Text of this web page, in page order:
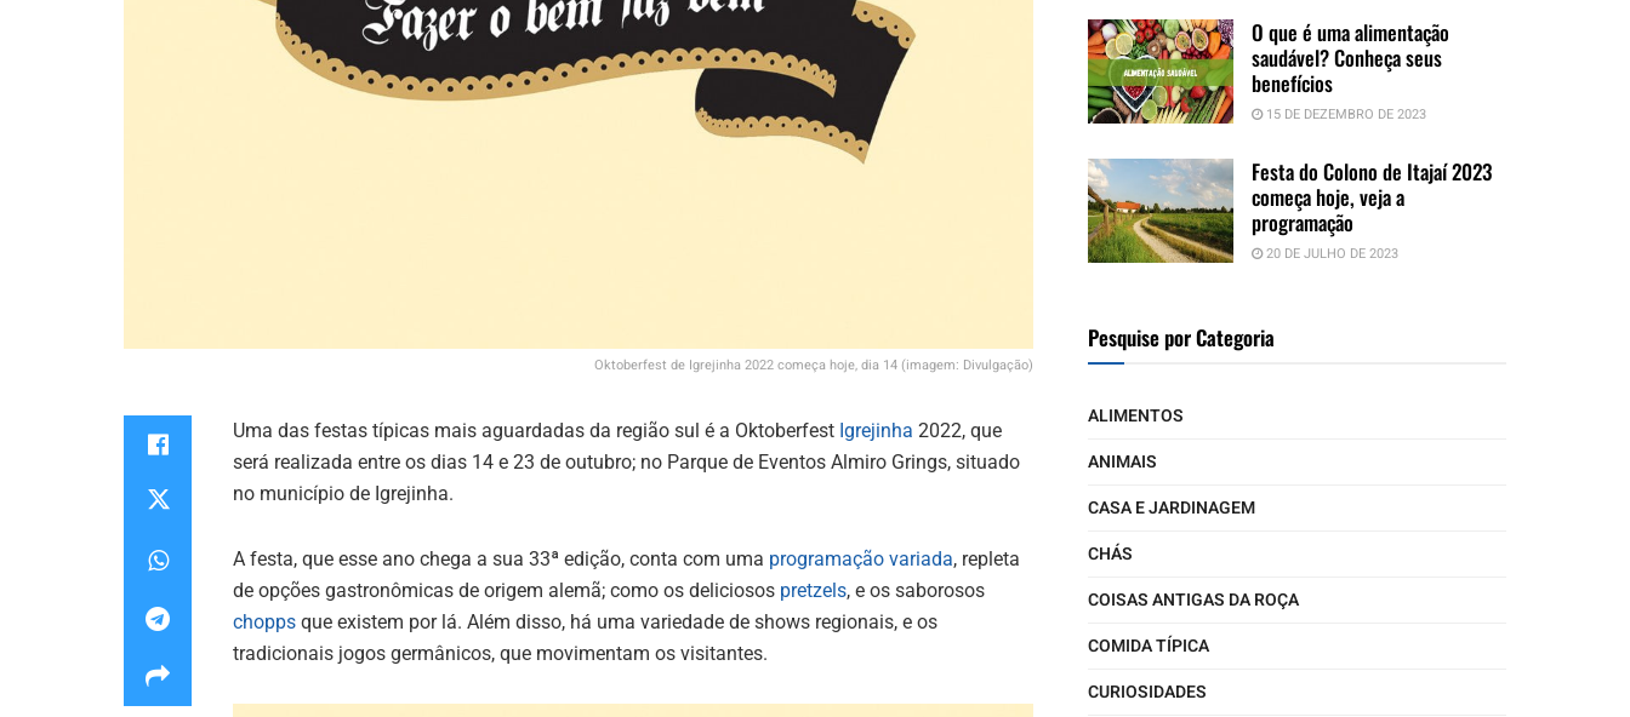
Oktoberfest de Igrejinha 2022 começa hoje, dia 14 (imagem: Divulgação)
Uma das festas típicas mais aguardadas da região sul é a Oktoberfest Igrejinha 2022, que
será realizada entre os dias 14 e 23 de outubro; no Parque de Eventos Almiro Grings, situado
no município de Igrejinha.
A festa, que esse ano chega a sua 33ª edição, conta com uma programação variada, repleta
de opções gastronômicas de origem alemã; como os deliciosos pretzels, e os saborosos
chopps que existem por lá. Além disso, há uma variedade de shows regionais, e os
tradicionais jogos germânicos, que movimentam os visitantes.
O que é uma alimentação
saudável? Conheça seus
benefícios
15 DE DEZEMBRO DE 2023
Festa do Colono de Itajaí 2023
começa hoje, veja a
programação
20 DE JULHO DE 2023
Pesquise por Categoria
ALIMENTOS
ANIMAIS
CASA E JARDINAGEM
CHÁS
COISAS ANTIGAS DA ROÇA
COMIDA TÍPICA
CURIOSIDADES